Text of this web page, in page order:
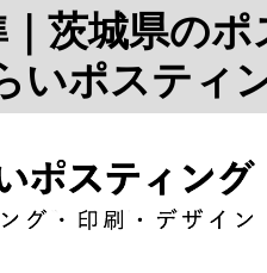
茨城県の
いポスティ